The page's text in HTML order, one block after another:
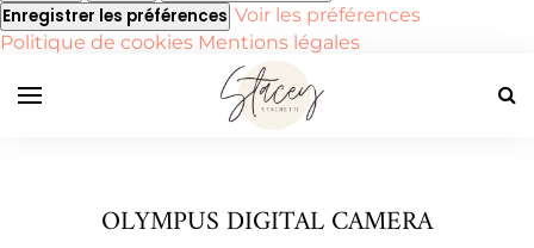
Enregistrer les préférences Voir les préférences
Politique de cookies Mentions légales
OLYMPUS DIGITAL CAMERA